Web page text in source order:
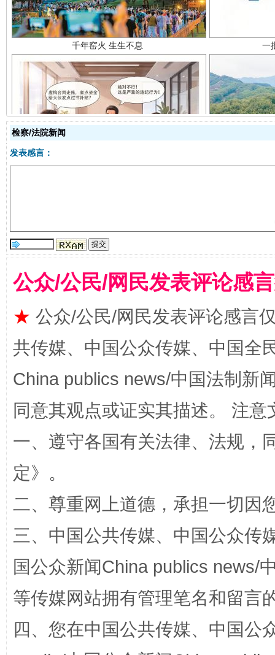
揭开“小金库”的免责幌子
受贿1.44亿！段成刚被判无期 从幼
全民健身五年计划来了！等你上场
检察/法院新闻
发表感言：
公众/公民/网民发表评论感
★ 公众/公民/网民发表评论感言
共传媒、中国公众传媒、中国全
China publics news/中国法制新
同意其观点或证实其描述。 注
一、遵守各国有关法律、法规，
定》。
二、尊重网上道德，承担一切因
三、中国公共传媒、中国公众传
国公众新闻China publics news/
等传媒网站拥有管理笔名和留言
四、您在中国公共传媒、中国公